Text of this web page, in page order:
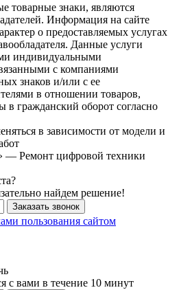
товарные знаки, являются
Информация на сайте
о предоставляемых услугах
Данные услуги
индивидуальными
с компаниями
знаков и/или с ее
в отношении товаров,
в гражданский оборот согласно
в зависимости от модели и
— Ремонт цифровой техники
найдем решение!
Заказать звонок
пользования сайтом
с вами в течение 10 минут